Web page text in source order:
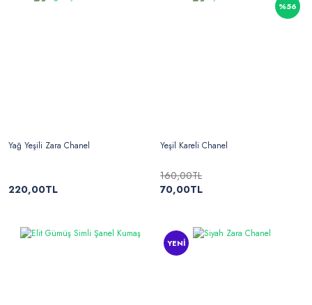
Yağ Yeşili Zara Chanel
220,00TL
%56
Yeşil Kareli Chanel
160,00TL
70,00TL
YENİ